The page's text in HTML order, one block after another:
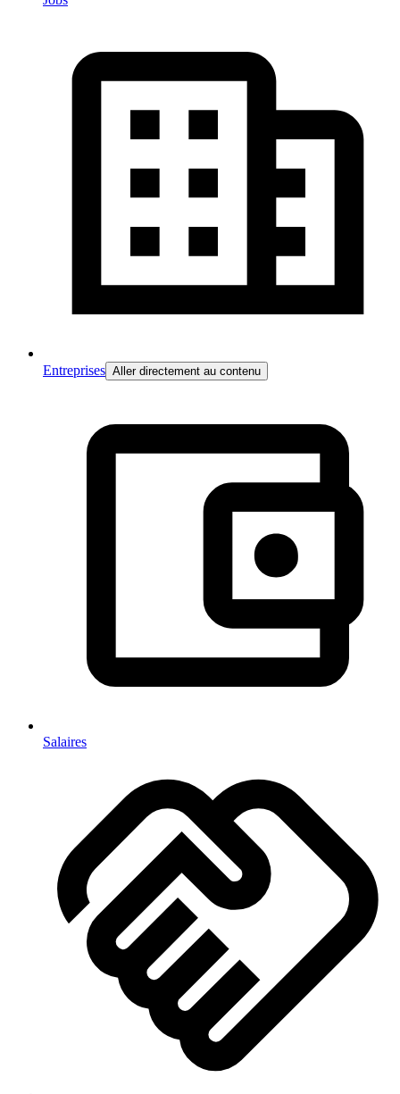
Entreprises Aller directement au contenu
Salaires